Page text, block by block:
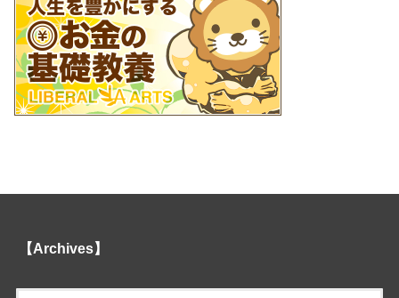
【Archives】